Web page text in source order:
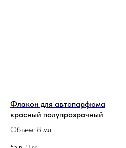
Флакон для автопарфюма
красный полупрозрачный
Объем: 8 мл.
/ 1 pc